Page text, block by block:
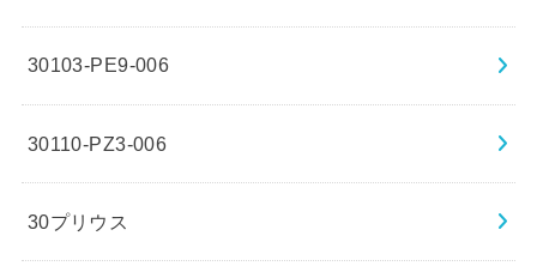
30103-PE9-006
30110-PZ3-006
30プリウス